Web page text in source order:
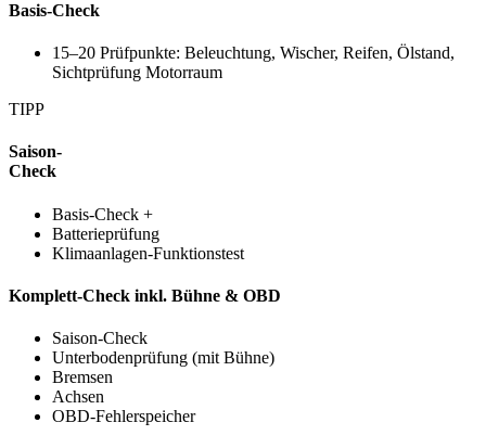
Basis-Check
15–20 Prüfpunkte: Beleuchtung, Wischer, Reifen, Ölstand,
Sichtprüfung Motorraum
TIPP
Saison-
Check
Basis-Check +
Batterieprüfung
Klimaanlagen-Funktionstest
Komplett-Check inkl. Bühne & OBD
Saison-Check
Unterbodenprüfung (mit Bühne)
Bremsen
Achsen
OBD-Fehlerspeicher